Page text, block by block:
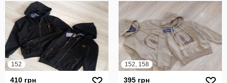
152
410 грн
152, 158
395 грн